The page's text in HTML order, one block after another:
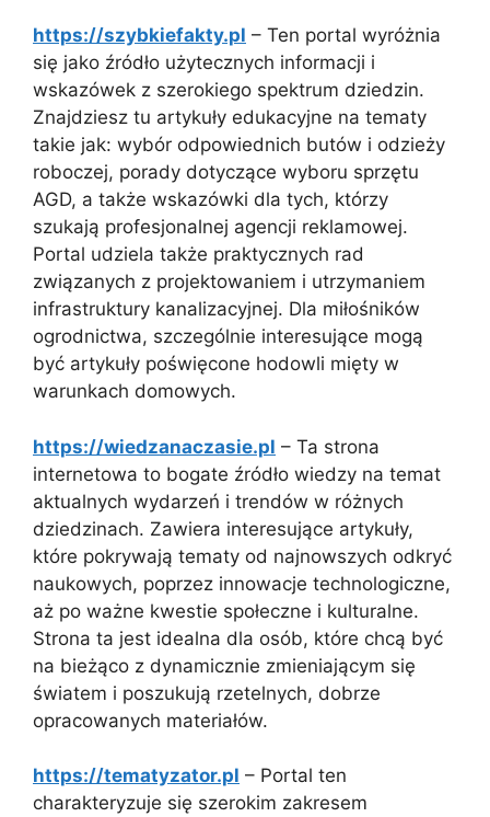
https://szybkiefakty.pl – Ten portal wyróżnia
się jako źródło użytecznych informacji i
wskazówek z szerokiego spektrum dziedzin.
Znajdziesz tu artykuły edukacyjne na tematy
takie jak: wybór odpowiednich butów i odzieży
roboczej, porady dotyczące wyboru sprzętu
AGD, a także wskazówki dla tych, którzy
szukają profesjonalnej agencji reklamowej.
Portal udziela także praktycznych rad
związanych z projektowaniem i utrzymaniem
infrastruktury kanalizacyjnej. Dla miłośników
ogrodnictwa, szczególnie interesujące mogą
być artykuły poświęcone hodowli mięty w
warunkach domowych.
https://wiedzanaczasie.pl – Ta strona
internetowa to bogate źródło wiedzy na temat
aktualnych wydarzeń i trendów w różnych
dziedzinach. Zawiera interesujące artykuły,
które pokrywają tematy od najnowszych odkryć
naukowych, poprzez innowacje technologiczne,
aż po ważne kwestie społeczne i kulturalne.
Strona ta jest idealna dla osób, które chcą być
na bieżąco z dynamicznie zmieniającym się
światem i poszukują rzetelnych, dobrze
opracowanych materiałów.
https://tematyzator.pl – Portal ten
charakteryzuje się szerokim zakresem